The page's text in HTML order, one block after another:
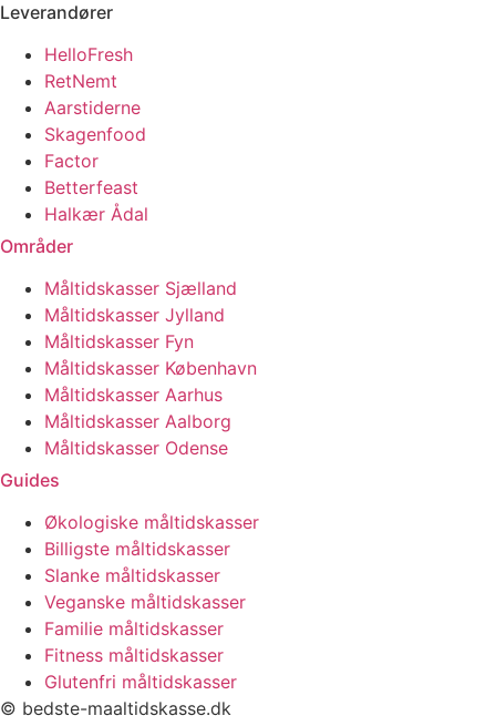
Leverandører
HelloFresh
RetNemt
Aarstiderne
Skagenfood
Factor
Betterfeast
Halkær Ådal
Områder
Måltidskasser Sjælland
Måltidskasser Jylland
Måltidskasser Fyn
Måltidskasser København
Måltidskasser Aarhus
Måltidskasser Aalborg
Måltidskasser Odense
Guides
Økologiske måltidskasser
Billigste måltidskasser
Slanke måltidskasser
Veganske måltidskasser
Familie måltidskasser
Fitness måltidskasser
Glutenfri måltidskasser
© bedste-maaltidskasse.dk